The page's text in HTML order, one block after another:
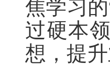
焦学习
过硬本
想，提